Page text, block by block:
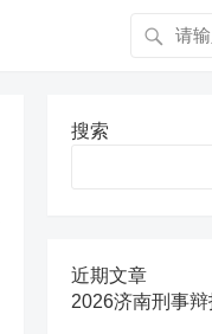
搜索
近期文章
2026济南刑事